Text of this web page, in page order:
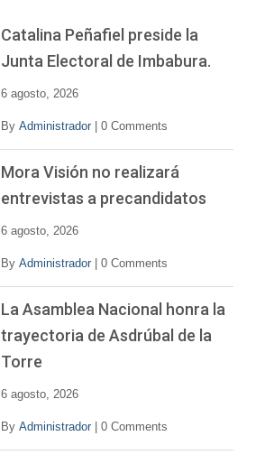
Catalina Peñafiel preside la
Junta Electoral de Imbabura.
6 agosto, 2026
By Administrador 0 Comments
Mora Visión no realizará
entrevistas a precandidatos
6 agosto, 2026
By Administrador 0 Comments
La Asamblea Nacional honra la
trayectoria de Asdrúbal de la
Torre
6 agosto, 2026
By Administrador 0 Comments